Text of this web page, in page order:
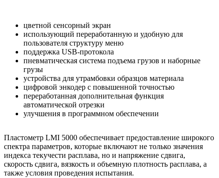
цветной сенсорный экран
использующий переработанную и удобную для
пользователя структуру меню
поддержка USB-протокола
пневматическая система подъема грузов и наборные
грузы
устройства для утрамбовки образцов материала
цифровой энкодер с повышенной точностью
переработанная дополнительная функция
автоматической отрезки
улучшения в программном обеспечении
Пластометр LMI 5000 обеспечивает предоставление широкого
спектра параметров, которые включают не только значения
индекса текучести расплава, но и напряжение сдвига,
скорость сдвига, вязкость и объемную плотность расплава, а
также условия проведения испытания.